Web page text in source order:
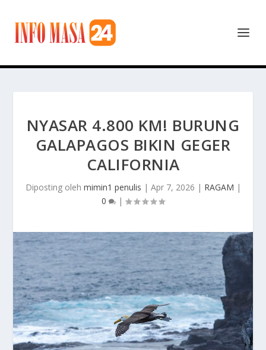
NYASAR 4.800 KM! BURUNG
GALAPAGOS BIKIN GEGER
CALIFORNIA
Diposting oleh mimin1 penulis | Apr 7, 2026 | RAGAM |
0
|